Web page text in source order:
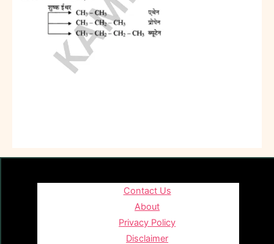
Contact Us
About
Privacy Policy
Disclaimer